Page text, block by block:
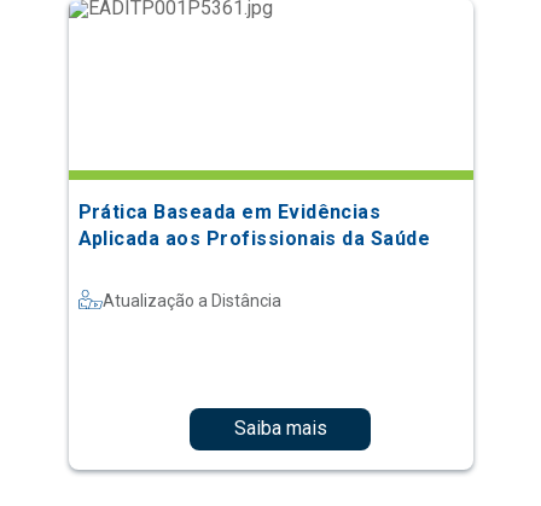
Prática Baseada em Evidências
Aplicada aos Profissionais da Saúde
Atualização a Distância
Saiba mais